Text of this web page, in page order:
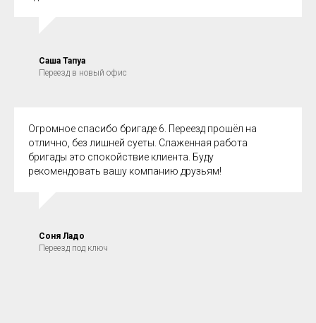
Саша Тапуа
Переезд в новый офис
Огромное спасибо бригаде 6. Переезд прошёл на
отлично, без лишней суеты. Слаженная работа
бригады это спокойствие клиента. Буду
рекомендовать вашу компанию друзьям!
Соня Ладо
Переезд под ключ